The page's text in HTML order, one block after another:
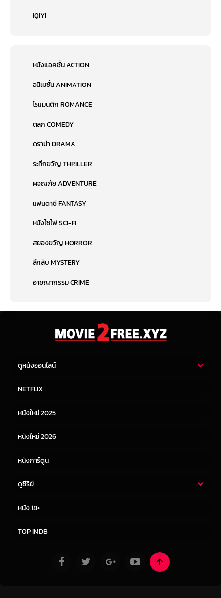
ของภาค 9 จากแฟรนไชส์ที่พวกคุณยืนหยัดติดตามกันมาแสนนาน ตอนเนี้ยผม
รู้สึกตื่นเต้นมากที่ได้รู้ว่าคนดูล้วนแต่อยากจะไปเจอความเซอร์ไพรส์บนจอหนัง
Fast X จะเป็นภาคที่อัดแน่นด้วยกองทัพนักแสดงมากมาย ทั้งหน้าเก่าและหน้าใหม่
“ซงกัง”, “สก็อต อีสต์วู้ด”, “ชาร์ลีซ เธอรอน”, “เฮเลน เมียร์เรน” และยังร่วม
มานูเอล” และ “คาร์ดี บี”
ฐานะโปรดิวเซอร์และช่วยเขียนบทหนัง Fast and Furious 10 เร็วแรงทะลุนรก
Fast & Furious X เร็วแรงทะลุนรก 10 พากย์
ไทย เต็มเรื่อง
ภาพยนตร์เรื่องนี้ยังร่วมแสดงโดยทีมนักแสดงกลุ่มใหม่สำหรับแฟรนไชส์นี้ ซึ่ง
รวมถึงนักแสดงรางวัลออสการ์ บรี ลาร์สัน ในบท เทส เจ้าหน้าที่ผู้ทรยศเอเจนซี,
ปลาบปลื้มในตัวลูกทีมของดอมเท่ากับมิสเตอร์โนบอดี้ หัวหน้าคนเก่า, แดเนียลา
ในตำนาน ริต้า โมริโน ในบทคุณยายทอเร็ตโต้ ของดอมและมีอา
กำกับโดย หลุยส์ เล็ทเทอร์เรียร์ (Clash of the Titans, The Incredible Hulk)
IQIYI
หนังแอคชั่น ACTION
อนิเมชั่น ANIMATION
โรแมนติก ROMANCE
ตลก COMEDY
ดราม่า DRAMA
ระทึกขวัญ THRILLER
ผจญภัย ADVENTURE
แฟนตาซี FANTASY
หนังไซไฟ SCI-FI
สยองขวัญ HORROR
ลึกลับ MYSTERY
อาชญากรรม CRIME
ดูหนังออนไลน์
หนังจีน
NETFLIX
หนังใหม่ 2025
หนังใหม่ 2026
หนังการ์ตูน
ดูซีรีย์
หนัง 18+
TOP IMDB